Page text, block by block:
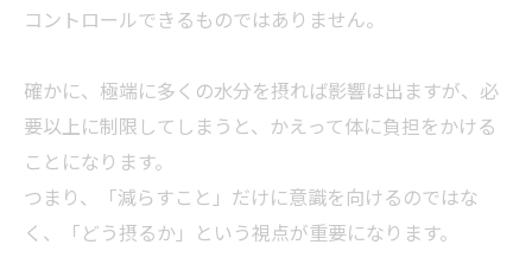
コントロールできるものではありません。
確かに、極端に多くの水分を摂れば影響は出ますが、必
要以上に制限してしまうと、かえって体に負担をかける
ことになります。
つまり、「減らすこと」だけに意識を向けるのではな
く、「どう摂るか」という視点が重要になります。